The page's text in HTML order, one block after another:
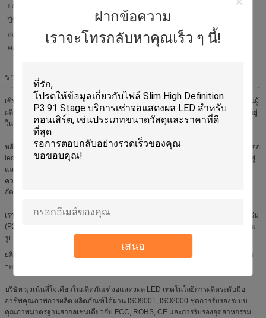
ยอดขายประจำปี:
ปีที่ก่อตั้ง:
ส่งออกเครื่อง
คอมพิวเตอร์:
80% - 90%
รายละเอียดบริษัท
เซินเจิ้น KAILITE optoelectronic Technology CO., LTD ก่อตั้งขึ้นในปี 2009 ซึ่งเป็นผู้
ผลิตจอแสดงผล led มืออาชีพในการผลิตการวิจัยและพัฒนาและการขาย บริษัท ตั้งอยู่
ใน Baiwang เซินเจิ้นอุตสาหกรรมที่สองประเทศจีน
หลังจากเจ็ดปีความพยายามและการพัฒนาตอนนี้เราได้กลายเป็นหนึ่งในผู้ผลิตหน้าจอ
led ชั้นนำและซัพพลายเออร์ในประเทศจีนอาคารโรงงานมาตรฐานของ บริษัท ที่มีอยู่
และหลายสายการประกอบอัตโนมัติที่ทันสมัยพร้อมอุปกรณ์ครบครันเช่นเครื่อง
ความเร็วสูง 8 SONY ความเร็ว YMAHA เครื่องตำแหน่ง, วางประสานการพิมพ์
อัตโนมัติและจำนวนของอุปกรณ์การผลิตมืออาชีพ
เรามีผลิตภัณฑ์จอแสดงผล LED สีเต็มรูปแบบเช่นจอแสดงผล LED สีเต็มรูปแบบในร่ม
(P2.5、 P3、 P3.91、 P4、 P4.81、 P5、 P6、 P7.62、 P10) และกลางแจ้งเต็ม
ผลิตภัณฑ์อื่น ๆ เช่นจอแสดงผล LED บนรถแท็กซี่; ยืนโฆษณานำหน้าจอ; Led Dj บูธ
ฯลฯ
บริษัท มุ่งเน้นที่ใจเดียวในผลิตภัณฑ์จอแสดงผล LED เทคโนโลยีการผลิตระดับมือ
อาชีพคุณภาพการผลิต ผลิตภัณฑ์ได้ผ่าน ISO9001, ISO2000 ชุดการรับรองระบบ
คุณภาพมาตรฐานสากลเช่นเดียวกับ FCC, ROHS, CE และการรับรองอุตสาหกรรม
ฝากข้อความ
เราจะโทรกลับหาคุณเร็ว ๆ นี้!
เสนอ